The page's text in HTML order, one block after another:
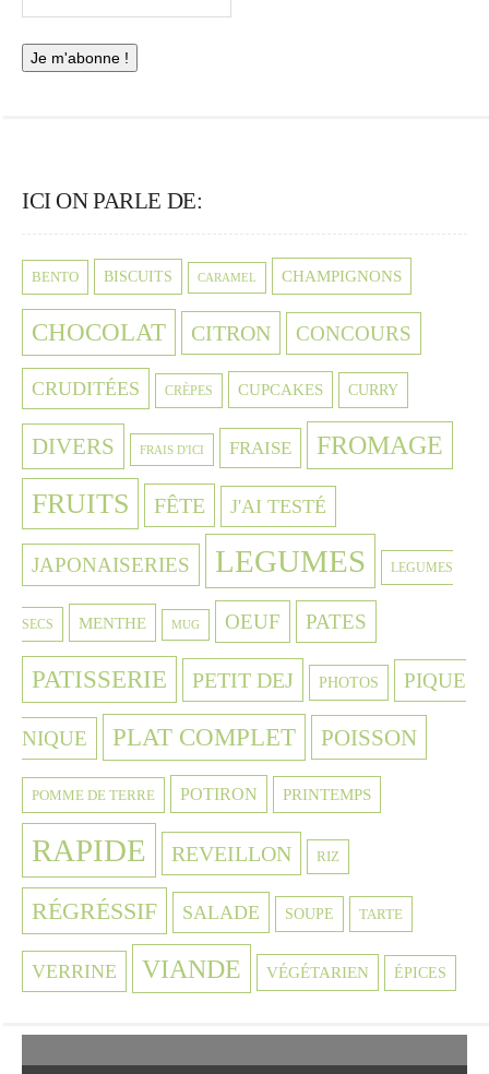
ICI ON PARLE DE:
BENTO BISCUITS CARAMEL CHAMPIGNONS
CHOCOLAT CITRON CONCOURS
CRUDITÉES CRÈPES CUPCAKES CURRY
DIVERS FRAIS D'ICI FRAISE FROMAGE
FRUITS FÊTE J'AI TESTÉ
JAPONAISERIES LEGUMES LEGUMES
SECS MENTHE MUG OEUF PATES
PATISSERIE PETIT DEJ PHOTOS PIQUE
NIQUE PLAT COMPLET POISSON
POMME DE TERRE POTIRON PRINTEMPS
RAPIDE REVEILLON RIZ
RÉGRÉSSIF SALADE SOUPE TARTE
VERRINE VIANDE VÉGÉTARIEN ÉPICES